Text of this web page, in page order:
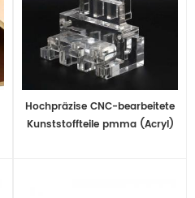
Hochpräzise CNC-bearbeitete
Kunststoffteile pmma (Acryl)